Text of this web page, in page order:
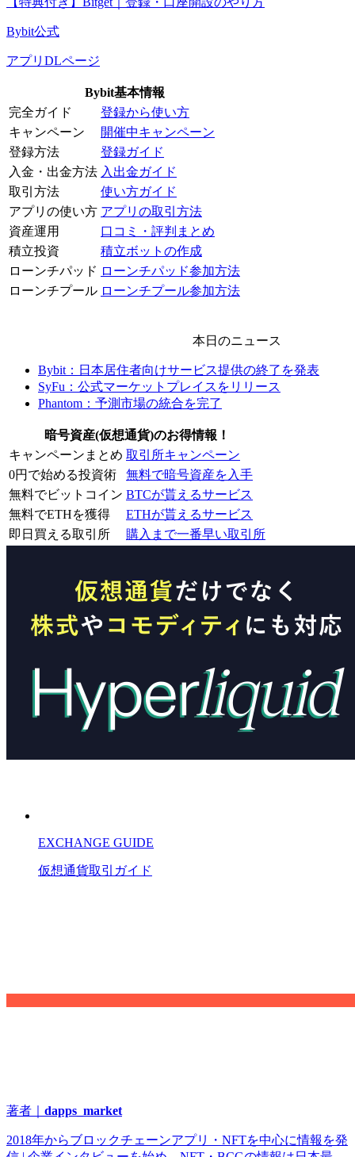
Bybit公式
アプリDLページ
Bybit基本情報
完全ガイド
登録から使い方
キャンペーン
開催中キャンペーン
登録方法
登録ガイド
入金・出金方法 入出金ガイド
取引方法
使い方ガイド
アプリの使い方 アプリの取引方法
資産運用
口コミ・評判まとめ
積立投資
積立ボットの作成
ローンチパッド ローンチパッド参加方法
ローンチプール ローンチプール参加方法
本日のニュース
Bybit：日本居住者向けサービス提供の終了を発表
SyFu：公式マーケットプレイスをリリース
Phantom：予測市場の統合を完了
暗号資産(仮想通貨)のお得情報！
キャンペーンまとめ 取引所キャンペーン
0円で始める投資術
無料で暗号資産を入手
無料でビットコイン BTCが貰えるサービス
無料でETHを獲得
ETHが貰えるサービス
即日買える取引所
購入まで一番早い取引所
EXCHANGE GUIDE
仮想通貨取引 ガイド
著者｜ dapps_market
2018年からブロックチェーンアプリ・NFTを中心に情報を発